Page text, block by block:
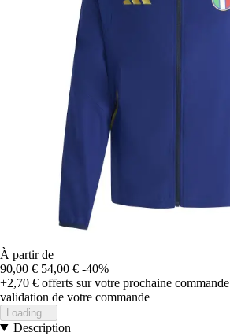
À partir de
90,00 € 54,00 € -40%
+2,70 € offerts sur votre prochaine commande
validation de votre commande
Loading...
Description